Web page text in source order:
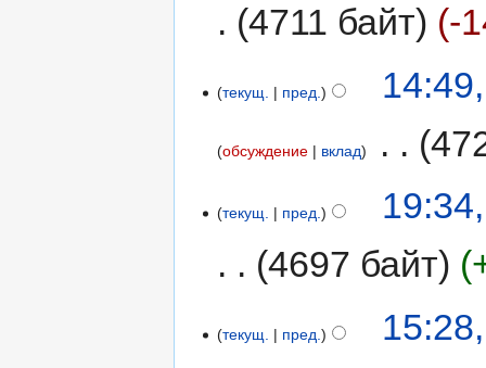
4711 байт
-
текущ. пред.
обсуждение вклад
текущ. пред.
4697 байт
текущ. пред.